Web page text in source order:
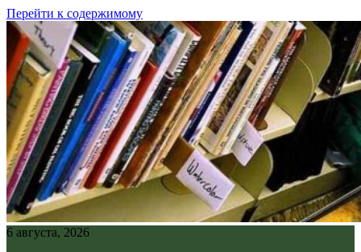
Перейти к содержимому
6 августа, 2026